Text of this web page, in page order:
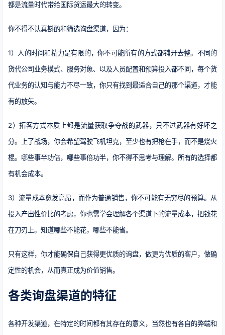
都是流量时代带给国际货运最大的转变。
你不得不认真斟酌和筛选询盘渠道，因为：
1）人的时间和精力是有限的，你不可能所有的方式都铺开去整。不同的
货代公司业务模式、服务对象、以及人员配置和预算投入都不同，每个货
代业务的认知与能力不尽一致，你只有找到最适合自己的那个渠道，才能
有的放矢。
2）拓客方式本质上都是流量获取争夺战的武器，只不过武器有好坏之
分。上了战场，你会希望驾驶飞机坦克，至少也有把枪在手，而不是烧火
棍。哪些事半功倍，哪些事倍功半，你不得不思考与理解。所有的选择都
有机会成本。
3）流量成本愈发高昂，而作为普通销售，你不可能有无穷尽的预算。从
投入产出性价比的考虑，你也需学会理解各个渠道下的流量成本，把钱花
在刀刃上。知道哪些不能花，哪些不能省。
只有这样，你才能确保自己获得更优质的询盘，做更为优质的客户，做确
定性的机会，从而真正成为价值销售。
各类询盘渠道的特征
各种开发渠道，在特定的时间都有其存在的意义，当然也有各自的弊端和